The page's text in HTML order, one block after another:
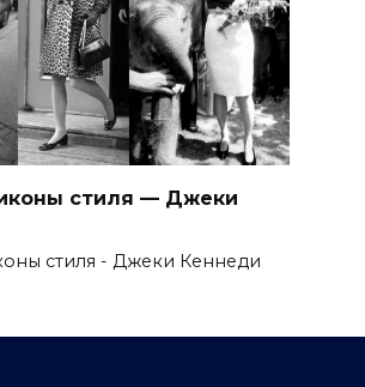
стиля — Джеки
стиля - Джеки Кеннеди